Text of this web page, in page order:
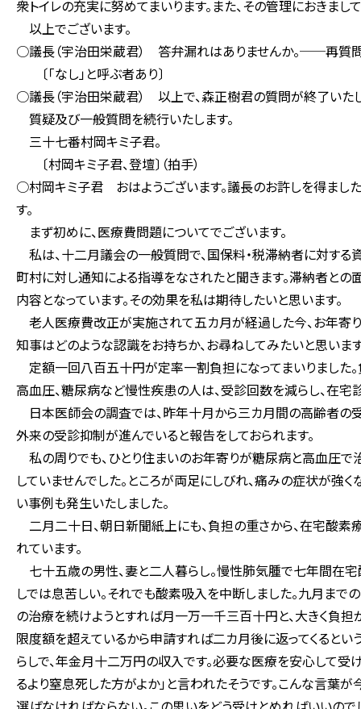
衆トイレの充実に努めてまいります。また、その管理におきま
以上でございます。
○議長（宇治田栄蔵君） 答弁漏れはありませんか。──再質問
〔「なし」と呼ぶ者あり〕
○議長（宇治田栄蔵君） 以上で、森正樹君の質問が終了いた
質疑及び一般質問を続行いたします。
三十七番村岡キミ子君。
〔村岡キミ子君、登壇〕（拍手）
○村岡キミ子君 おはようございます。議長のお許しを得まし
す。
まず初めに、医療費問題についてでございます。
私は、十二月議会の一般質問で、国保料・税滞納者に対す
町村に対し通知による指導をなされたと聞きます。滞納者と
内容となっています。その効果を私は期待したいと思います。
老人医療費改正が実施されて五カ月が経過した今、お年寄
知事はどのような認識をお持ちか、お尋ねしてみたいと思います
定額一回八百五十円が定率一割負担になってまいりました
高血圧、糖尿病など慢性疾患の人は、受診回数を減らし、在宅
日本医師会の調査では、昨年十月から三カ月間の高齢者の
外来の受診抑制が進んでいると報告をしておられます。
私の周りでも、ひとり住まいのお年寄りが糖尿病と高血圧
していませんでした。ところが両足にしびれ、痛みの症状が強
い事例も発生いたしました。
二月二十日、朝日新聞紙上にも、負担の重さから、在宅酸
れています。
七十五歳の男性、妻と二人暮らし。慢性肺気腫で七年間在
しでは息苦しい。それでも酸素吸入を中断しました。九月ま
の治療を続けようとすれば月一万一千三百十円と、大きく負
限度額を超えているから申請すれば二カ月後に返ってくるとい
らしで、年金月十二万円の収入です。必要な医療を安心して受
るより窒息死した方がよか」と言われたそうです。こんな言葉